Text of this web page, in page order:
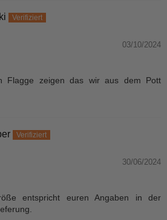
03/10/2024
Flagge zeigen das wir aus dem Pott
30/06/2024
entspricht euren Angaben in der